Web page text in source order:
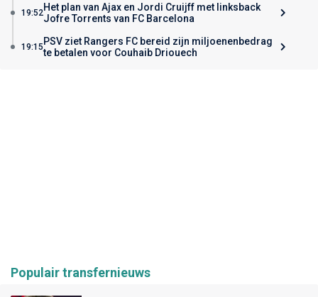
19:52Het plan van Ajax en Jordi Cruijff met linksback
Jofre Torrents van FC Barcelona
19:15 PSV ziet Rangers FC bereid zijn miljoenenbedrag
te betalen voor Couhaib Driouech
Populair transfernieuws